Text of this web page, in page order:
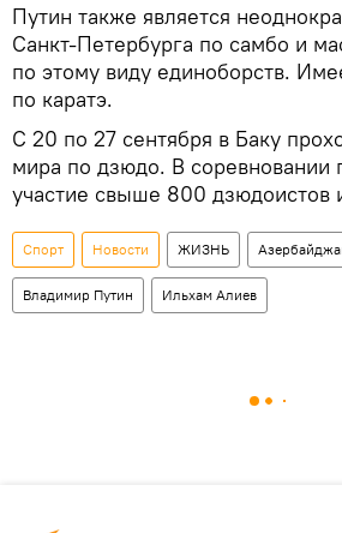
Путин также является
Санкт-Петербурга по самбо и
по этому виду единоборств.
по каратэ.
С 20 по 27 сентября в Баку
мира по дзюдо. В соревновании
участие свыше 800 дзюдоистов
Спорт Новости ЖИЗНЬ
Владимир Путин Ильхам Алиев